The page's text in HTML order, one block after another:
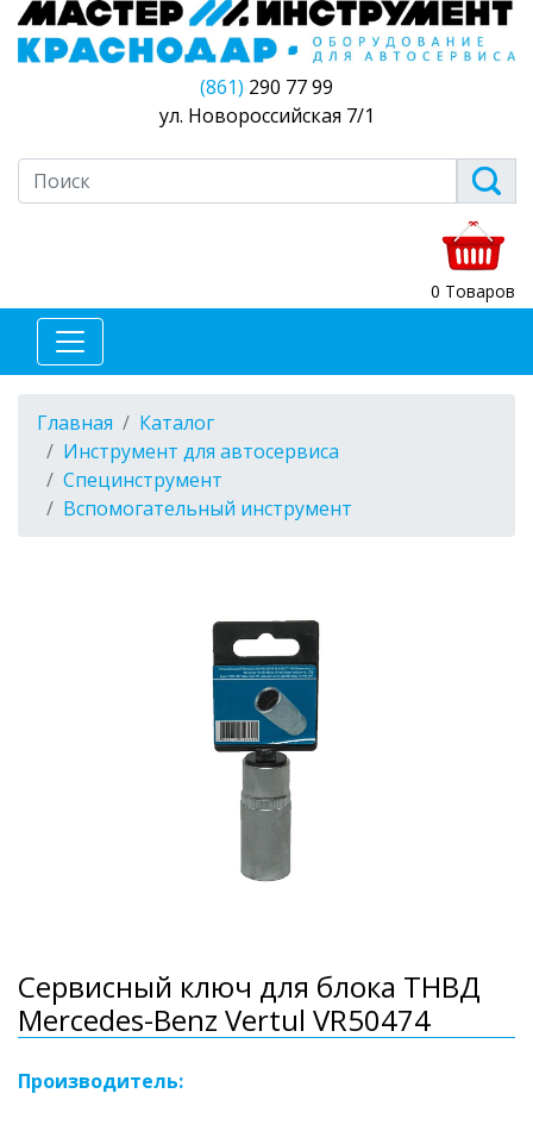
(861) 290 77 99
ул. Новороссийская 7/1
0 Товаров
Главная
Каталог
Инструмент для автосервиса
Специнструмент
Вспомогательный инструмент
Сервисный ключ для блока ТНВД
Mercedes-Benz Vertul VR50474
Производитель: